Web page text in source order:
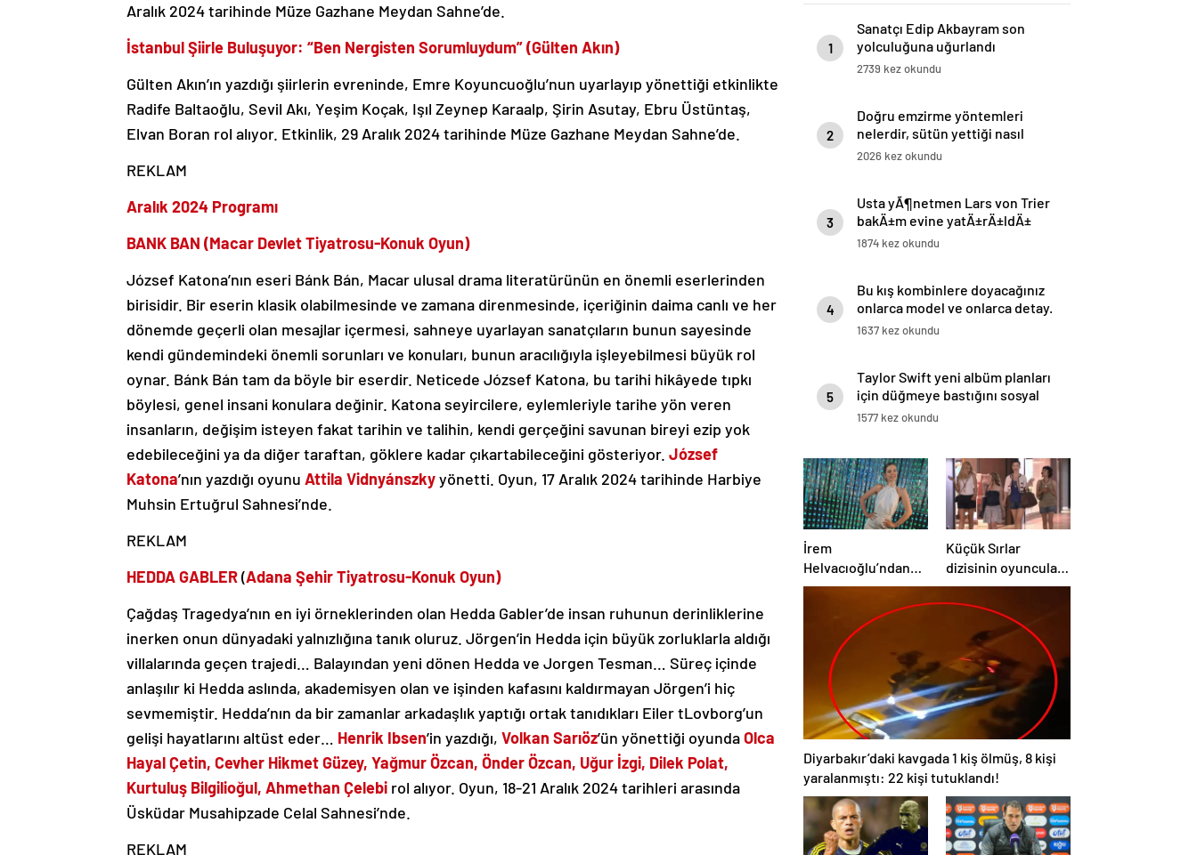
Aralık 2024 tarihinde Müze Gazhane Meydan Sahne’de.
İstanbul Şiirle Buluşuyor: “Ben Nergisten Sorumluydum” (Gülten Akın)
Gülten Akın’ın yazdığı şiirlerin evreninde, Emre Koyuncuoğlu’nun uyarlayıp yönettiği etkinlikte
Radife Baltaoğlu, Sevil Akı, Yeşim Koçak, Işıl Zeynep Karaalp, Şirin Asutay, Ebru Üstüntaş,
Elvan Boran rol alıyor. Etkinlik, 29 Aralık 2024 tarihinde Müze Gazhane Meydan Sahne’de.
REKLAM
Aralık 2024 Programı
BANK BAN (Macar Devlet Tiyatrosu-Konuk Oyun)
József Katona’nın eseri Bánk Bán, Macar ulusal drama literatürünün en önemli eserlerinden
birisidir. Bir eserin klasik olabilmesinde ve zamana direnmesinde, içeriğinin daima canlı ve her
dönemde geçerli olan mesajlar içermesi, sahneye uyarlayan sanatçıların bunun sayesinde
kendi gündemindeki önemli sorunları ve konuları, bunun aracılığıyla işleyebilmesi büyük rol
oynar. Bánk Bán tam da böyle bir eserdir. Neticede József Katona, bu tarihi hikâyede tıpkı
böylesi, genel insani konulara değinir. Katona seyircilere, eylemleriyle tarihe yön veren
insanların, değişim isteyen fakat tarihin ve talihin, kendi gerçeğini savunan bireyi ezip yok
edebileceğini ya da diğer taraftan, göklere kadar çıkartabileceğini gösteriyor. József
Katona’nın yazdığı oyunu Attila Vidnyánszkyyönetti. Oyun, 17 Aralık 2024 tarihinde Harbiye
Muhsin Ertuğrul Sahnesi’nde.
REKLAM
HEDDA GABLER(Adana Şehir Tiyatrosu-Konuk Oyun)
Çağdaş Tragedya’nın en iyi örneklerinden olan Hedda Gabler’de insan ruhunun derinliklerine
inerken onun dünyadaki yalnızlığına tanık oluruz. Jörgen’in Hedda için büyük zorluklarla aldığı
villalarında geçen trajedi… Balayından yeni dönen Hedda ve Jorgen Tesman… Süreç içinde
anlaşılır ki Hedda aslında, akademisyen olan ve işinden kafasını kaldırmayan Jörgen’i hiç
sevmemiştir. Hedda’nın da bir zamanlar arkadaşlık yaptığı ortak tanıdıkları Eiler tLovborg’un
gelişi hayatlarını altüst eder… Henrik Ibsen’in yazdığı, Volkan Sarıöz’ün yönettiği oyundaOlca
Hayal Çetin, Cevher Hikmet Güzey, Yağmur Özcan, Önder Özcan, Uğur İzgi, Dilek Polat,
Kurtuluş Bilgilioğul, Ahmethan Çelebi rol alıyor. Oyun, 18-21 Aralık 2024 tarihleri arasında
Üsküdar Musahipzade Celal Sahnesi’nde.
REKLAM
1
Sanatçı Edip Akbayram son
yolculuğuna uğurlandı
2739 kez okundu
2
Doğru emzirme yöntemleri
nelerdir, sütün yettiği nasıl
anlaşılır?
2026 kez okundu
3
Usta yÃ¶netmen Lars von Trier
bakÄ±m evine yatÄ±rÄ±ldÄ±
1874 kez okundu
4
Bu kış kombinlere doyacağınız
onlarca model ve onlarca detay.
1637 kez okundu
5
Taylor Swift yeni albüm planları
için düğmeye bastığını sosyal
medyadan duyurdu!
1577 kez okundu
İrem
Helvacıoğlu’ndan
müjdeli haber geldi!
Küçük Sırlar
dizisinin oyuncuları
15 yıl sonra bir arada
Diyarbakır’daki kavgada 1 kiş ölmüş, 8 kişi
yaralanmıştı: 22 kişi tutuklandı!